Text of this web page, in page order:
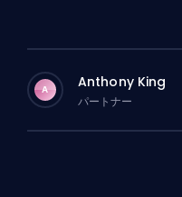
A Anthony King
パートナー